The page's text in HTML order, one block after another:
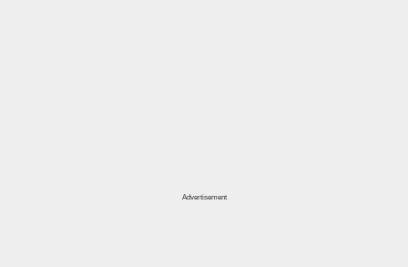
Advertisement